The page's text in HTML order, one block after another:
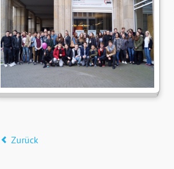
Zurück